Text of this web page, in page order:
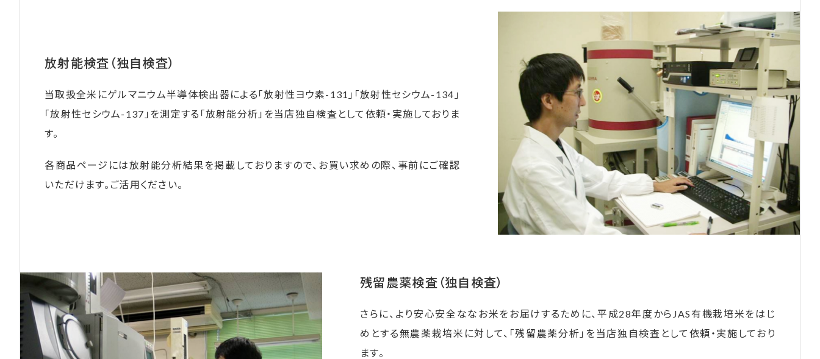
放射能検査（独自検査）
当取扱全米にゲルマニウム半導体検出器による「放射性ヨウ素-131」「放射性セシウム-134」
「放射性セシウム-137」を測定する「放射能分析」を当店独自検査として依頼・実施しておりま
す。
各商品ページには放射能分析結果を掲載しておりますので、お買い求めの際、事前にご確認
いただけます。ご活用ください。
残留農薬検査（独自検査）
さらに、より安心安全ななお米をお届けするために、平成28年度からJAS有機栽培米をはじ
めとする無農薬栽培米に対して、「残留農薬分析」を当店独自検査として依頼・実施しており
ます。